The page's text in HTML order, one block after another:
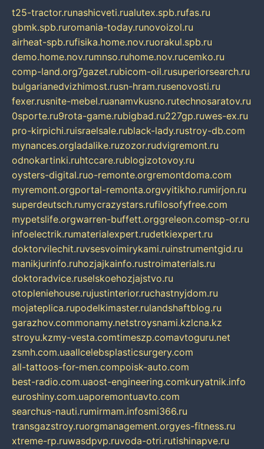
t25-tractor.runashicveti.rualutex.spb.rufas.ru
gbmk.spb.ruromania-today.runovoizol.ru
airheat-spb.rufisika.home.nov.ruorakul.spb.ru
demo.home.nov.rumnso.ruhome.nov.rucemko.ru
comp-land.org7gazet.rubicom-oil.rusuperiorsearch.ru
bulgarianedvizhimost.rusn-hram.rusenovosti.ru
fexer.rusnite-mebel.ruanamvkusno.rutechnosaratov.ru
0sporte.ru9rota-game.rubigbad.ru227gp.ruwes-ex.ru
pro-kirpichi.ruisraelsale.rublack-lady.rustroy-db.com
mynances.orgladalike.ruzozor.rudvigremont.ru
odnokartinki.ruhtccare.rublogizotovoy.ru
oysters-digital.ruo-remonte.orgremontdoma.com
myremont.orgportal-remonta.orgvyitikho.rumirjon.ru
superdeutsch.rumycrazystars.rufilosofyfree.com
mypetslife.orgwarren-buffett.orggreleon.comsp-or.ru
infoelectrik.rumaterialexpert.rudetkiexpert.ru
doktorvilechit.ruvsesvoimirykami.ruinstrumentgid.ru
manikjurinfo.ruhozjajkainfo.rustroimaterials.ru
doktoradvice.ruselskoehozjajstvo.ru
otopleniehouse.rujustinterior.ruchastnyjdom.ru
mojateplica.rupodelkimaster.rulandshaftblog.ru
garazhov.commonamy.netstroysnami.kzlcna.kz
stroyu.kzmy-vesta.comtimeszp.comavtoguru.net
zsmh.com.uaallcelebsplasticsurgery.com
all-tattoos-for-men.compoisk-auto.com
best-radio.com.uaost-engineering.comkuryatnik.info
euroshiny.com.uaporemontuavto.com
searchus-nauti.rumirmam.infosmi366.ru
transgazstroy.ruorgmanagement.orgyes-fitness.ru
xtreme-rp.ruwasdpvp.ruvoda-otri.rutishinapve.ru